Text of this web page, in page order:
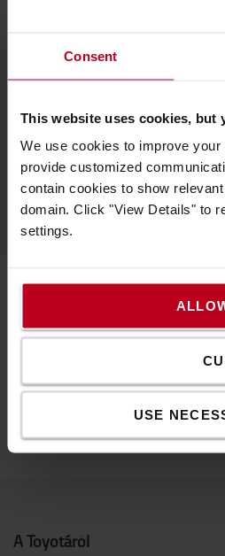
Consent
This website uses cookies, but
We use cookies to improve
provide customized
contain cookies to show
domain. Click "View Details" to
settings.
USE
Népszerű
LÁSD AZ ÖSSZES TARTOZÉKOT
Vegye fel velünk
A Toyotáról